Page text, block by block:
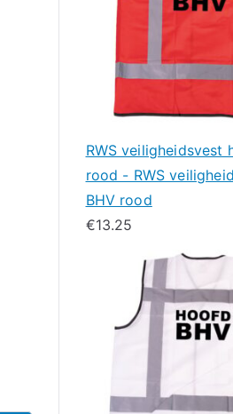
RWS veiligheidsvest
rood - RWS
BHV rood
€13.25